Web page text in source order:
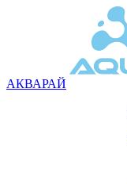
АКВАРАЙ